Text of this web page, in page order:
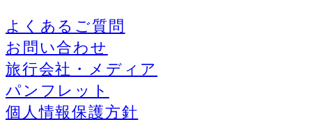
よくあるご質問
お問い合わせ
旅行会社・メディア
パンフレット
個人情報保護方針